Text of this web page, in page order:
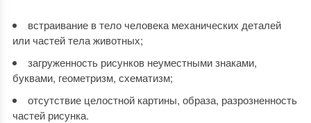
встраивание в тело человека механических деталей
или частей тела животных;
загруженность рисунков неуместными знаками,
буквами, геометризм, схематизм;
отсутствие целостной картины, образа, разрозненность
частей рисунка.